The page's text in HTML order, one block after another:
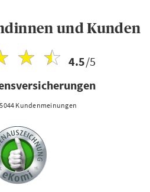
und Kunden
4.5/5
Kundenmeinungen